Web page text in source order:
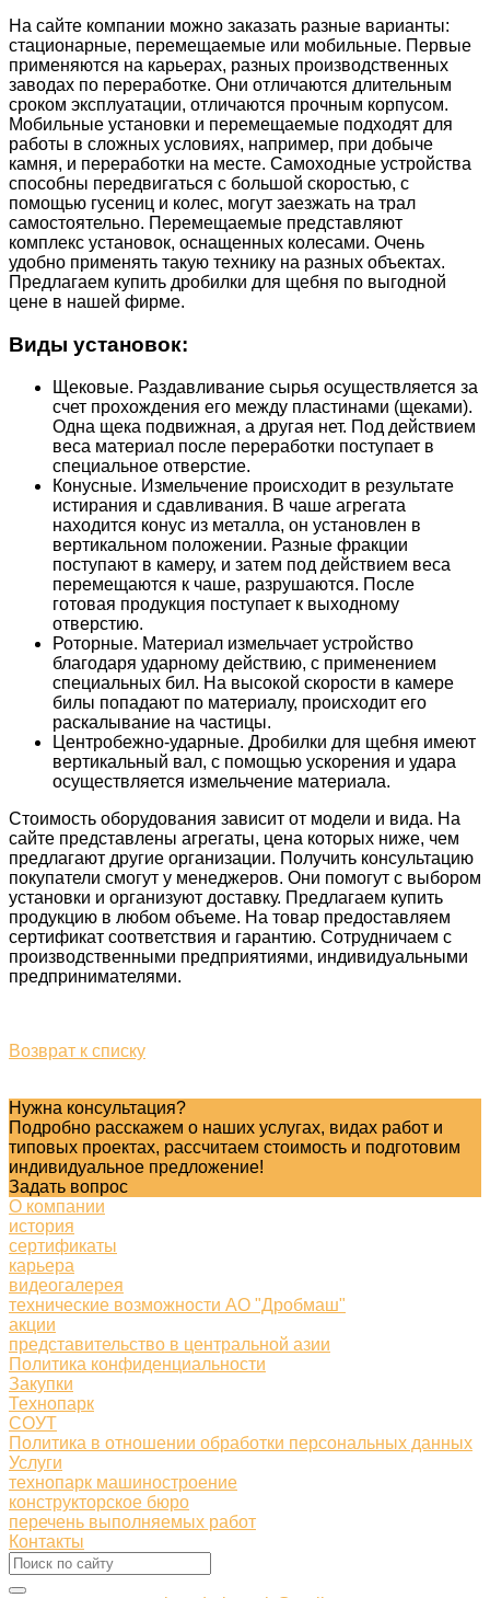
На сайте компании можно заказать разные варианты:
стационарные, перемещаемые или мобильные. Первые
применяются на карьерах, разных производственных
заводах по переработке. Они отличаются длительным
сроком эксплуатации, отличаются прочным корпусом.
Мобильные установки и перемещаемые подходят для
работы в сложных условиях, например, при добыче
камня, и переработки на месте. Самоходные устройства
способны передвигаться с большой скоростью, с
помощью гусениц и колес, могут заезжать на трал
самостоятельно. Перемещаемые представляют
комплекс установок, оснащенных колесами. Очень
удобно применять такую технику на разных объектах.
Предлагаем купить дробилки для щебня по выгодной
цене в нашей фирме.
Виды установок:
Щековые. Раздавливание сырья осуществляется за
счет прохождения его между пластинами (щеками).
Одна щека подвижная, а другая нет. Под действием
веса материал после переработки поступает в
специальное отверстие.
Конусные. Измельчение происходит в результате
истирания и сдавливания. В чаше агрегата
находится конус из металла, он установлен в
вертикальном положении. Разные фракции
поступают в камеру, и затем под действием веса
перемещаются к чаше, разрушаются. После
готовая продукция поступает к выходному
отверстию.
Роторные. Материал измельчает устройство
благодаря ударному действию, с применением
специальных бил. На высокой скорости в камере
билы попадают по материалу, происходит его
раскалывание на частицы.
Центробежно-ударные. Дробилки для щебня имеют
вертикальный вал, с помощью ускорения и удара
осуществляется измельчение материала.
Стоимость оборудования зависит от модели и вида. На
сайте представлены агрегаты, цена которых ниже, чем
предлагают другие организации. Получить консультацию
покупатели смогут у менеджеров. Они помогут с выбором
установки и организуют доставку. Предлагаем купить
продукцию в любом объеме. На товар предоставляем
сертификат соответствия и гарантию. Сотрудничаем с
производственными предприятиями, индивидуальными
предпринимателями.
Возврат к списку
Нужна консультация?
Подробно расскажем о наших услугах, видах работ и
типовых проектах, рассчитаем стоимость и подготовим
индивидуальное предложение!
Задать вопрос
О компании
история
сертификаты
карьера
видеогалерея
технические возможности АО "Дробмаш"
акции
представительство в центральной азии
Политика конфиденциальности
Закупки
Технопарк
СОУТ
Политика в отношении обработки персональных данных
Услуги
технопарк машиностроение
конструкторское бюро
перечень выполняемых работ
Контакты